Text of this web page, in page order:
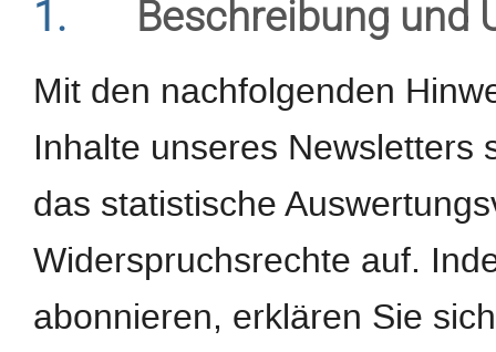
1. Beschreibung und
Mit den nachfolgenden
Inhalte unseres Newsletters
das statistische
Widerspruchsrechte auf.
abonnieren, erklären Sie